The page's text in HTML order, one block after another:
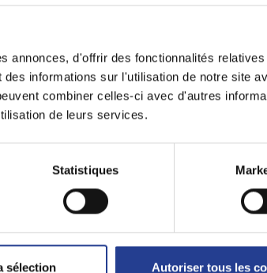
annonces, d'offrir des fonctionnalités
informations sur l'utilisation de notre site
combiner celles-ci avec d'autres
de leurs services.
Statistiques
sélection Autoriser tous les